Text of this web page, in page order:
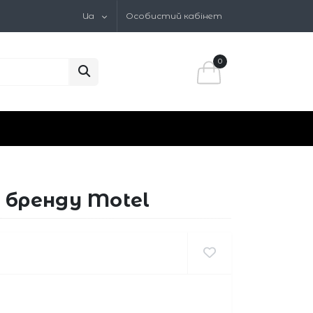
Ua Особистий кабінет
0
бренду Motel